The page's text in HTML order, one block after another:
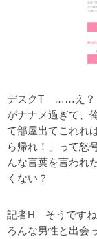
デスクT ……え？
がナナメ過ぎて、
て部屋出てこれれ
ら帰れ！」って怒
んな言葉を言われ
くない？
記者H そうです
ろんな男性と出会